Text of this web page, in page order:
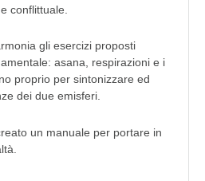
conflittuale.
gli esercizi proposti
asana, respirazioni e i
proprio per sintonizzare ed
dei due emisferi.
un manuale per portare in